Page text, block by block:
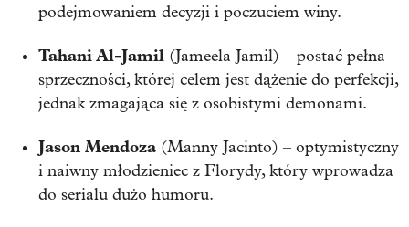
podejmowaniem decyzji i poczuciem winy.
Tahani Al-Jamil (Jameela Jamil) – postać pełna
sprzeczności, której celem jest dążenie do perfekcji,
jednak zmagająca się z osobistymi demonami.
Jason Mendoza (Manny Jacinto) – optymistyczny
i naiwny młodzieniec z Florydy, który wprowadza
do serialu dużo humoru.